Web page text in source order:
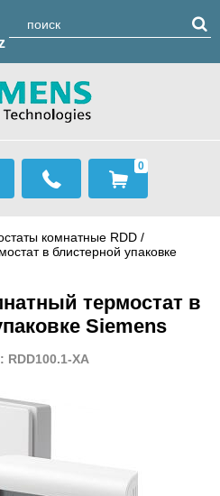
0
комнатные RDD /
в блистерной упаковке
термостат в
Siemens
RDD100.1-XA